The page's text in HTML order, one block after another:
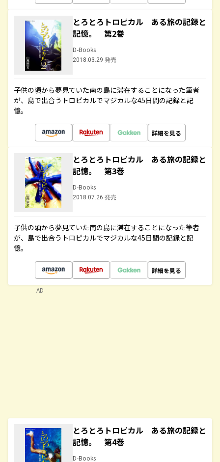
とろとろトロピカル ある旅の記録と
記憶。 第2巻
D-Books
2018.03.29 発売
子供の頃から夢見ていた南の島に滞在することになった筆者
が、島で出合うトロピカルでマジカルな45日間の記録と記
憶。
詳細を見る
とろとろトロピカル ある旅の記録と
記憶。 第3巻
D-Books
2018.07.26 発売
子供の頃から夢見ていた南の島に滞在することになった筆者
が、島で出合うトロピカルでマジカルな45日間の記録と記
憶。
詳細を見る
とろとろトロピカル ある旅の記録と
記憶。 第4巻
D-Books
AD